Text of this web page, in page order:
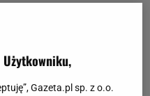
Gazeta.pl sp. z o.o.